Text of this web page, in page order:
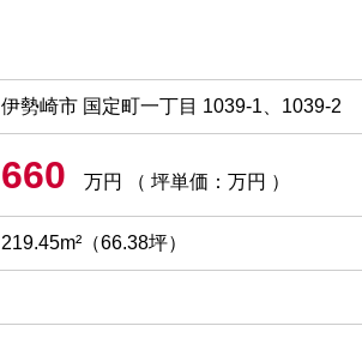
伊勢崎市 国定町一丁目 1039-1、1039-2
660 万円 （ 坪単価：万円 ）
219.45m²（66.38坪）